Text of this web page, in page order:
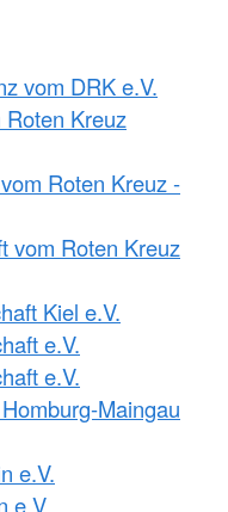
vom DRK e.V.
Kreuz
Roten Kreuz -
vom Roten Kreuz
Kiel e.V.
e.V.
e.V.
Maingau
e.V.
e.V.